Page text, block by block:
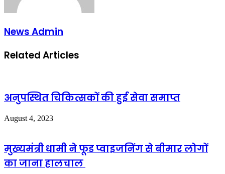
News Admin
Related Articles
अनुपस्थित चिकित्सकों की हुई सेवा समाप्त
August 4, 2023
मुख्यमंत्री धामी ने फूड प्वाइजनिंग से बीमार लोगों
का जाना हालचाल